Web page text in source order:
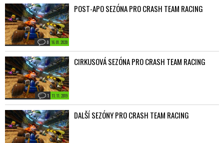
16. 01. 2020
0
POST-APO SEZÓNA PRO CRASH TEAM RACING
11. 11. 2019
1
CIRKUSOVÁ SEZÓNA PRO CRASH TEAM RACING
DALŠÍ SEZÓNY PRO CRASH TEAM RACING